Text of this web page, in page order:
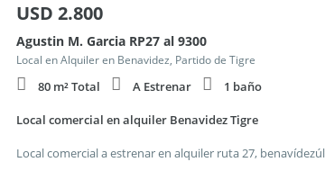
USD 2.800
Agustin M. Garcia RP27 al 9300
Local en Alquiler en Benavidez, Partido de Tigre
80 m² Total A Estrenar 1 baño
Local comercial en alquiler Benavidez Tigre